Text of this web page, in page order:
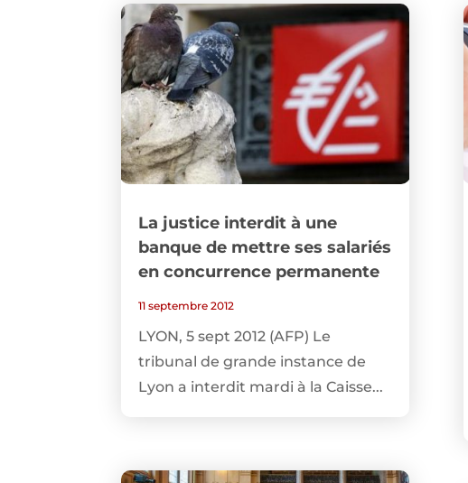
La justice interdit à une
banque de mettre ses salariés
en concurrence permanente
11 septembre 2012
LYON, 5 sept 2012 (AFP) Le
tribunal de grande instance de
Lyon a interdit mardi à la Caisse...